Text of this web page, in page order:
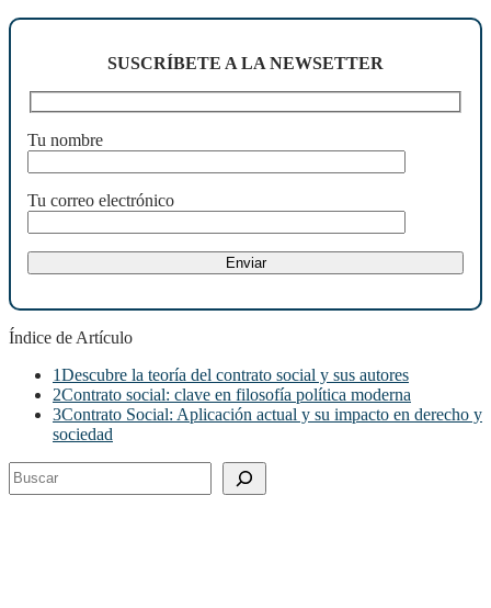
SUSCRÍBETE A LA NEWSETTER
Tu nombre
Tu correo electrónico
Índice de Artículo
1Descubre la teoría del contrato social y sus autores
2Contrato social: clave en filosofía política moderna
3Contrato Social: Aplicación actual y su impacto en derecho y
sociedad
Buscar